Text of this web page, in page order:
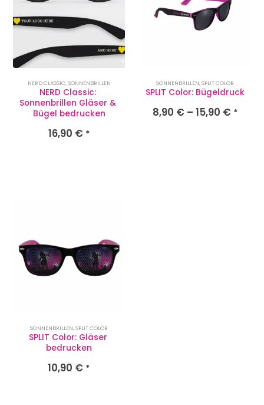
NERD CLASSIC,SONNENBRILLEN
NERD Classic:
Sonnenbrillen Gläser &
Bügel bedrucken
16,90 € *
SONNENBRILLEN,SPLIT COLOR
SPLIT Color: Bügeldruck
8,90 € – 15,90 € *
SONNENBRILLEN,SPLIT COLOR
SPLIT Color: Gläser
bedrucken
10,90 € *